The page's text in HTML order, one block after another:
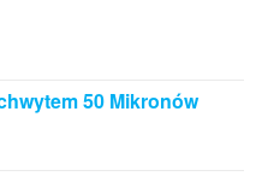
50 Mikronów